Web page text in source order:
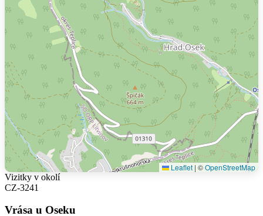
Leaflet | ©OpenStreetMap
Vizitky v okolí
CZ-3241
Vrása u Oseku